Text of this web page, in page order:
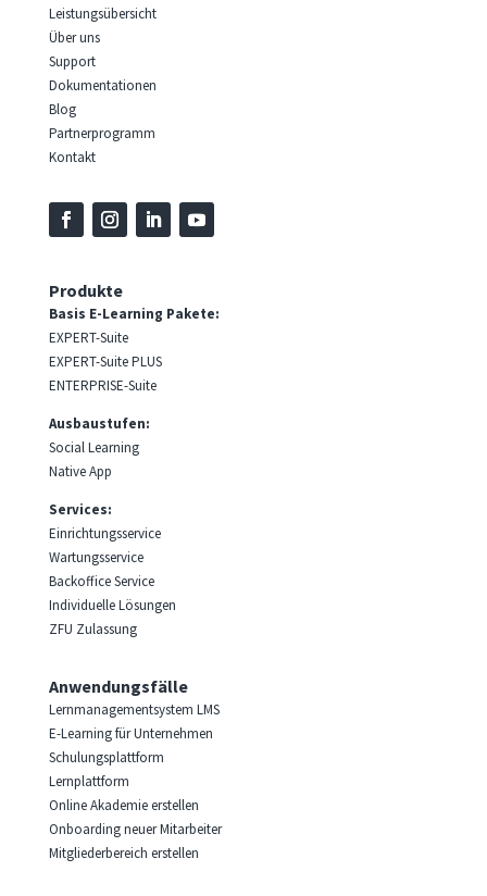
Leistungsübersicht
Über uns
Support
Dokumentationen
Blog
Partnerprogramm
Kontakt
Produkte
Basis E-Learning Pakete:
EXPERT-Suite
EXPERT-Suite PLUS
ENTERPRISE-Suite
Ausbaustufen:
Social Learning
Native App
Services:
Einrichtungsservice
Wartungsservice
Backoffice Service
Individuelle Lösungen
ZFU Zulassung
Anwendungsfälle
Lernmanagementsystem LMS
E-Learning für Unternehmen
Schulungsplattform
Lernplattform
Online Akademie erstellen
Onboarding neuer Mitarbeiter
Mitgliederbereich erstellen